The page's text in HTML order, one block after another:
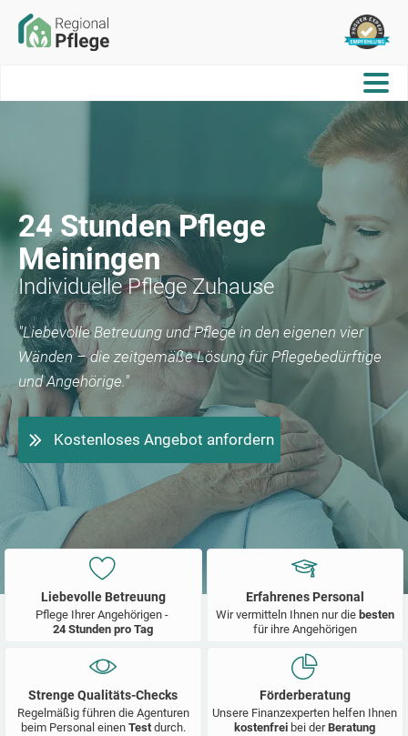
24 Stunden Pflege
Meiningen
Individuelle Pflege Zuhause
"Liebevolle Betreuung und Pflege in den eigenen vier
Wänden – die zeitgemäße Lösung für Pflegebedürftige
und Angehörige."
Kostenloses Angebot anfordern
Liebevolle Betreuung
Pflege Ihrer Angehörigen -
24 Stunden pro Tag
Erfahrenes Personal
Wir vermitteln Ihnen nur die besten
für ihre Angehörigen
Strenge Qualitäts-Checks
Regelmäßig führen die Agenturen
beim Personal einen Test durch.
Förderberatung
Unsere Finanzexperten helfen Ihnen
kostenfrei bei derBeratung